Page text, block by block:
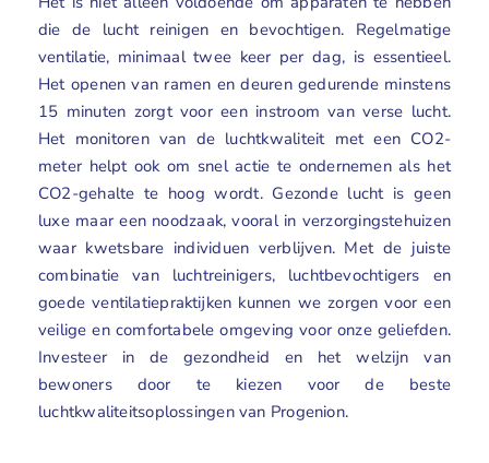
die de lucht reinigen en bevochtigen. Regelmatige
ventilatie, minimaal twee keer per dag, is essentieel.
Het openen van ramen en deuren gedurende minstens
15 minuten zorgt voor een instroom van verse lucht.
Het monitoren van de luchtkwaliteit met een CO2-
meter helpt ook om snel actie te ondernemen als het
CO2-gehalte te hoog wordt. Gezonde lucht is geen
luxe maar een noodzaak, vooral in verzorgingstehuizen
waar kwetsbare individuen verblijven. Met de juiste
combinatie van luchtreinigers, luchtbevochtigers en
goede ventilatiepraktijken kunnen we zorgen voor een
veilige en comfortabele omgeving voor onze geliefden.
Investeer in de gezondheid en het welzijn van
bewoners door te kiezen voor de beste
luchtkwaliteitsoplossingen van Progenion.